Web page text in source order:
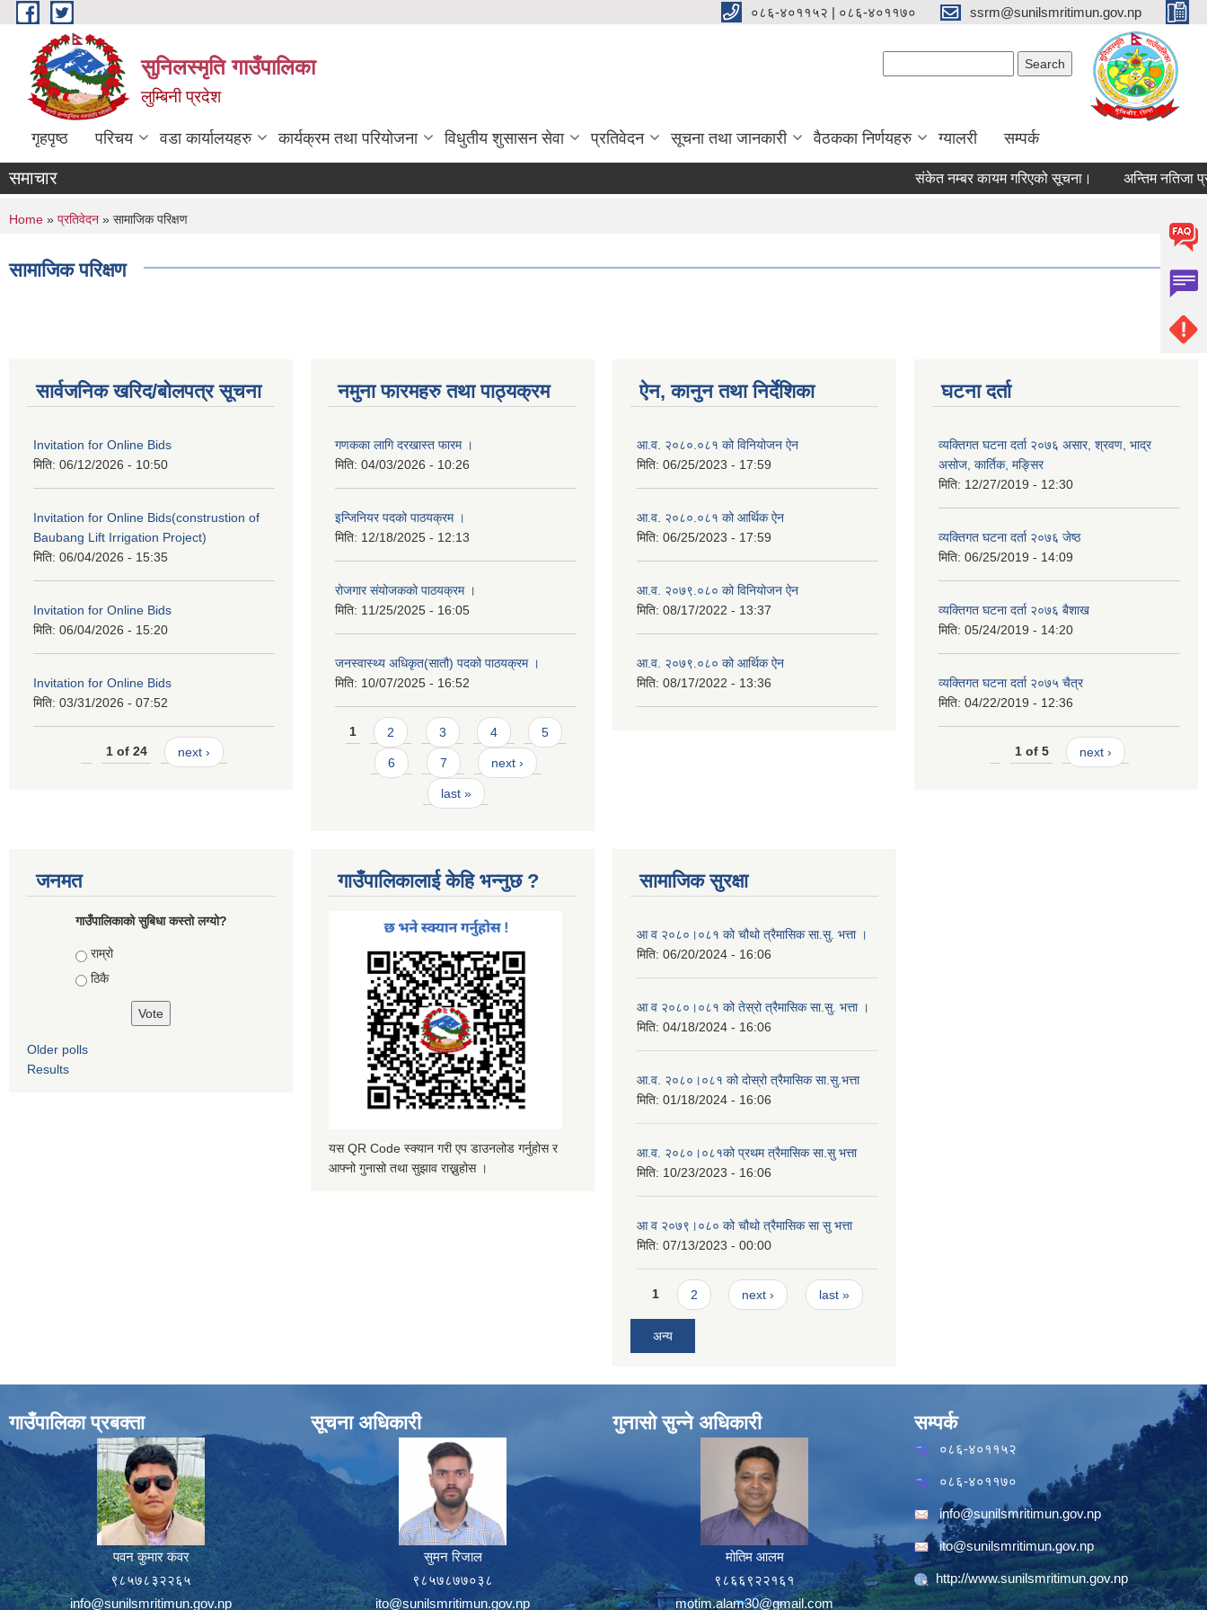
Skip to main content ०८६-४०११५२ | ०८६-४०११७० ssrm@sunilsmritimun.gov.np
सुनिलस्मृति गाउँपालिका
लुम्बिनी प्रदेश
गृहपृष्ठ परिचय वडा कार्यालयहरु कार्यक्रम तथा परियोजना विधुतीय शुसासन सेवा प्रतिवेदन सूचना तथा जानकारी वैठकका निर्णयहरु ग्यालरी सम्पर्क
समाचार संकेत नम्बर कायम गरिएको सूचना। अन्तिम नतिजा
You are here
Home » प्रतिवेदन » सामाजिक परिक्षण
सामाजिक परिक्षण
सार्वजनिक खरिद/बोलपत्र सूचना
Invitation for Online Bids
मिति: 06/12/2026 - 10:50
Invitation for Online Bids(construstion of
Baubang Lift Irrigation Project)
मिति: 06/04/2026 - 15:35
Invitation for Online Bids
मिति: 06/04/2026 - 15:20
Invitation for Online Bids
मिति: 03/31/2026 - 07:52
1 of 24 next ›
नमुना फारमहरु तथा पाठ्यक्रम
गणकका लागि दरखास्त फारम ।
मिति: 04/03/2026 - 10:26
इन्जिनियर पदको पाठयक्रम ।
मिति: 12/18/2025 - 12:13
रोजगार संयोजकको पाठयक्रम ।
मिति: 11/25/2025 - 16:05
जनस्वास्थ्य अधिकृत(सातौ) पदको पाठयक्रम ।
मिति: 10/07/2025 - 16:52
Pages
1 2 3 4 5
6 7 next ›
last »
ऐन, कानुन तथा निर्देशिका
आ.व. २०८०.०८१ को विनियोजन ऐन
मिति: 06/25/2023 - 17:59
आ.व. २०८०.०८१ को आर्थिक ऐन
मिति: 06/25/2023 - 17:59
आ.व. २०७९.०८० को विनियोजन ऐन
मिति: 08/17/2022 - 13:37
आ.व. २०७९.०८० को आर्थिक ऐन
मिति: 08/17/2022 - 13:36
घटना दर्ता
व्यक्तिगत घटना दर्ता २०७६ असार, श्रवण, भाद्र
असोज, कार्तिक, मङ्सिर
मिति: 12/27/2019 - 12:30
व्यक्तिगत घटना दर्ता २०७६ जेष्ठ
मिति: 06/25/2019 - 14:09
व्यक्तिगत घटना दर्ता २०७६ बैशाख
मिति: 05/24/2019 - 14:20
व्यक्तिगत घटना दर्ता २०७५ चैत्र
मिति: 04/22/2019 - 12:36
1 of 5 next ›
जनमत
गाउँपालिकाको सुबिधा कस्तो लग्यो?
Choices
राम्रो
ठिकै
Older polls
Results
गाउँपालिकालाई केहि भन्नुछ ?
यस QR Code स्क्यान गरी एप डाउनलोड गर्नुहोस र
आफ्नो गुनासो तथा सुझाव राख्नुहोस ।
सामाजिक सुरक्षा
आ व २०८०।०८१ को चौथो त्रैमासिक सा.सु. भत्ता ।
मिति: 06/20/2024 - 16:06
आ व २०८०।०८१ को तेस्रो त्रैमासिक सा.सु. भत्ता ।
मिति: 04/18/2024 - 16:06
आ.व. २०८०।०८१ को दोस्रो त्रैमासिक सा.सु.भत्ता
मिति: 01/18/2024 - 16:06
आ.व. २०८०।०८१को प्रथम त्रैमासिक सा.सु भत्ता
मिति: 10/23/2023 - 16:06
आ व २०७९।०८० को चौथो त्रैमासिक सा सु भत्ता
मिति: 07/13/2023 - 00:00
Pages
1 2 next › last »
अन्य
गाउँपालिका प्रबक्ता
पवन कुमार कवर
९८५७८३२२६५
info@sunilsmritimun.gov.np
सूचना अधिकारी
सुमन रिजाल
९८५७८७७०३८
ito@sunilsmritimun.gov.np
गुनासो सुन्ने अधिकारी
मोतिम आलम
९८६६९२२१६१
motim.alam30@gmail.com
सम्पर्क
०८६-४०११५२
०८६-४०११७०
info@sunilsmritimun.gov.np
ito@sunilsmritimun.gov.np
http://www.sunilsmritimun.gov.np